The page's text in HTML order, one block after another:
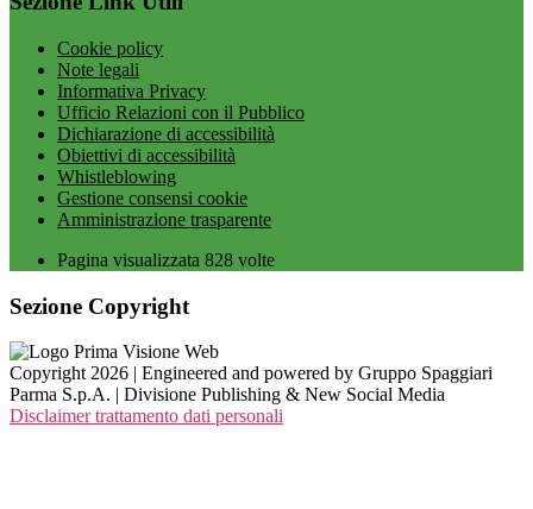
Cookie policy
Note legali
Informativa Privacy
Ufficio Relazioni con il Pubblico
Dichiarazione di accessibilità
Obiettivi di accessibilità
Whistleblowing
Gestione consensi cookie
Amministrazione trasparente
Pagina visualizzata 828 volte
Sezione Copyright
Copyright 2026 | Engineered and powered by Gruppo Spaggiari
Parma S.p.A. | Divisione Publishing & New Social Media
Disclaimer trattamento dati personali